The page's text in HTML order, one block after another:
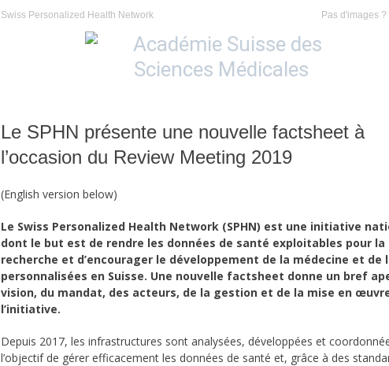
Swiss Personalized Health Network Pas d'images ?
Le SPHN présente une nouvelle factsheet à
l’occasion du Review Meeting 2019
(English version below)
Le Swiss Personalized Health Network (SPHN) est une initiative
dont le but est de rendre les données de santé exploitables pour la
recherche et d’encourager le développement de la médecine et de
personnalisées en Suisse. Une nouvelle factsheet donne un bref
vision, du mandat, des acteurs, de la gestion et de la mise en
l’initiative.
Depuis 2017, les infrastructures sont analysées, développées et
l’objectif de gérer efficacement les données de santé et, grâce à des